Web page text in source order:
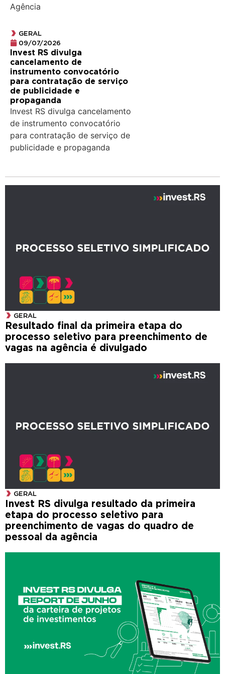
Agência
GERAL
09/07/2026
Invest RS divulga
cancelamento de
instrumento convocatório
para contratação de serviço
de publicidade e
propaganda
Invest RS divulga cancelamento
de instrumento convocatório
para contratação de serviço de
publicidade e propaganda
GERAL
Resultado final da primeira etapa do
processo seletivo para preenchimento de
vagas na agência é divulgado
GERAL
Invest RS divulga resultado da primeira
etapa do processo seletivo para
preenchimento de vagas do quadro de
pessoal da agência